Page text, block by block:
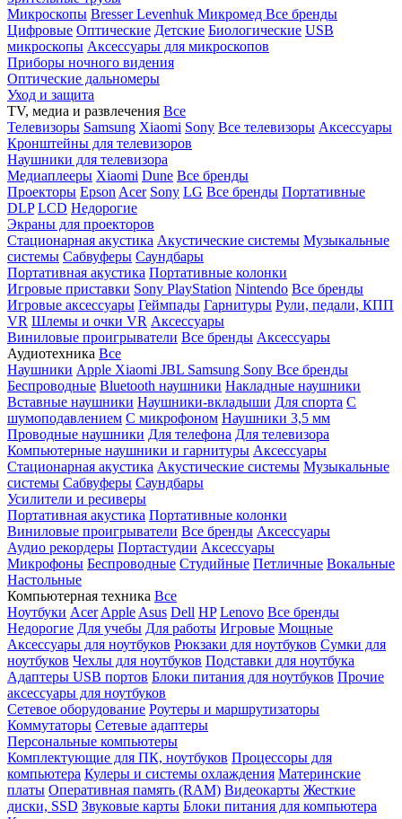
Микроскопы BresserLevenhuk Микромед Все бренды
Цифровые Оптические Детские Биологические USB
микроскопы Аксессуары для микроскопов
Приборы ночного видения
Оптические дальномеры
Уход и защита
TV, медиа и развлечения Все
Телевизоры Samsung Xiaomi Sony Все телевизоры Аксессуары
Кронштейны для телевизоров
Наушники для телевизора
Медиаплееры Xiaomi Dune Все бренды
Проекторы Epson Acer Sony LG Все бренды Портативные
DLP LCD Недорогие
Экраны для проекторов
Стационарная акустика Акустические системы Музыкальные
системы Сабвуферы Саундбары
Портативная акустика Портативные колонки
Игровые приставки Sony PlayStation Nintendo Все бренды
Игровые аксессуары Геймпады Гарнитуры Рули, педали, КПП
VR Шлемы и очки VR Аксессуары
Виниловые проигрыватели Все бренды Аксессуары
Аудиотехника Все
Наушники Apple Xiaomi JBL Samsung Sony Все бренды
Беспроводные Bluetooth наушники Накладные наушники
Вставные наушники Наушники-вкладыши Для спорта С
шумоподавлением С микрофоном Наушники 3,5 мм
Проводные наушники Для телефона Для телевизора
Компьютерные наушники и гарнитуры Аксессуары
Стационарная акустика Акустические системы Музыкальные
системы Сабвуферы Саундбары
Усилители и ресиверы
Портативная акустика Портативные колонки
Виниловые проигрыватели Все бренды Аксессуары
Аудио рекордеры Портастудии Аксессуары
Микрофоны Беспроводные Студийные Петличные Вокальные
Настольные
Компьютерная техника Все
Ноутбуки Acer Apple Asus Dell HP Lenovo Все бренды
Недорогие Для учебы Для работы Игровые Мощные
Аксессуары для ноутбуков Рюкзаки для ноутбуков Сумки для
ноутбуков Чехлы для ноутбуков Подставки для ноутбука
Адаптеры USB портов Блоки питания для ноутбуков Прочие
аксессуары для ноутбуков
Сетевое оборудование Роутеры и маршрутизаторы
Коммутаторы Сетевые адаптеры
Персональные компьютеры
Комплектующие для ПК, ноутбуков Процессоры для
компьютера Кулеры и системы охлаждения Материнские
платы Оперативная память (RAM) Видеокарты Жесткие
диски, SSD Звуковые карты Блоки питания для компьютера